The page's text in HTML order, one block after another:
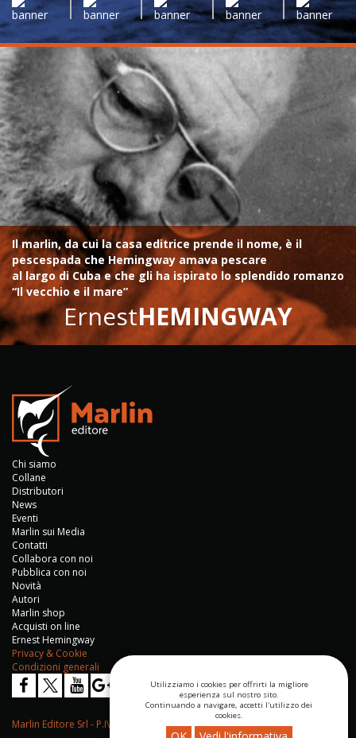
Il marlin, da cui la casa editrice prende il nome, è il
pescespada che Hemingway amava pescare
al largo di Cuba e che gli ha ispirato lo splendido romanzo
“Il vecchio e il mare”
ErnestHEMINGWAY
Chi siamo
Collane
Distributori
News
Eventi
Marlin sui Media
Contatti
Collabora con noi
Pubblica con noi
Novità
Autori
Marlin shop
Acquisti on line
Ernest Hemingway
Privacy & Cookie
Condizioni generali
Marlin Editore Srl - P.IVA 04276670652
Utilizziamo i cookies per offrirti la migliore
esperienza sul nostro sito.
Continuando a navigare, accetti l'utilizzo dei
cookies.